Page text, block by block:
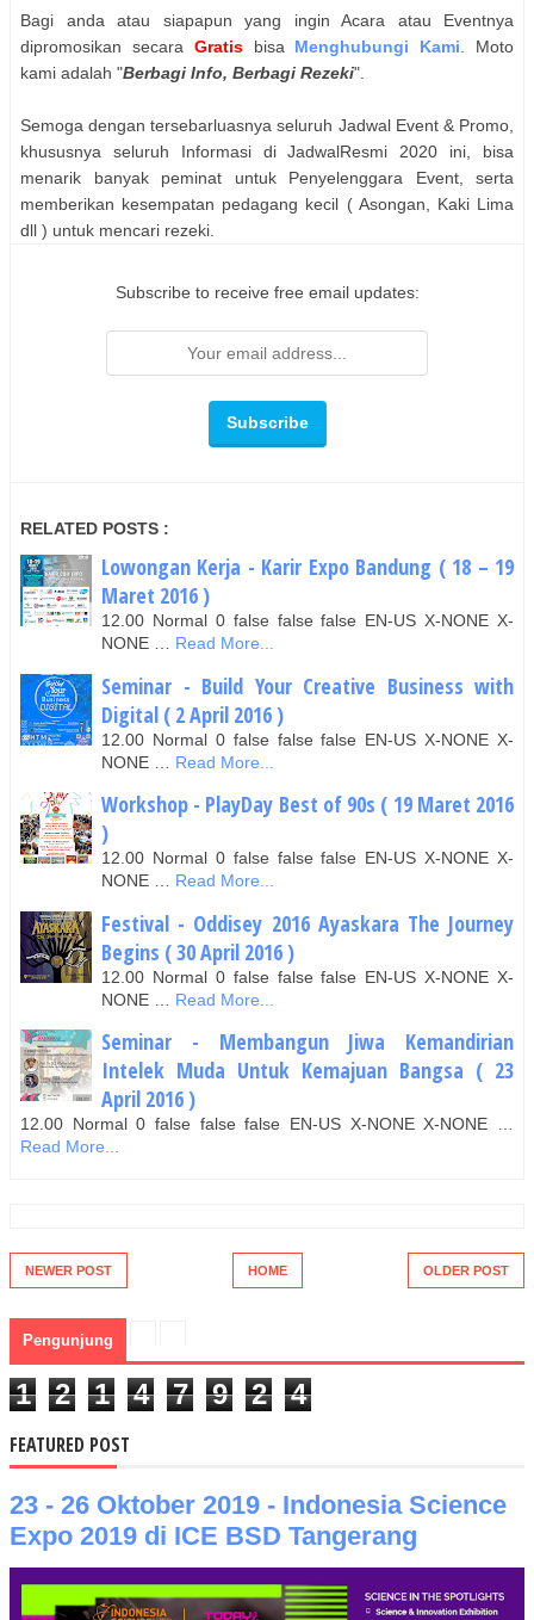
Bagi anda atau siapapun yang ingin Acara atau Eventnya
dipromosikan secara Gratisbisa Menghubungi Kami. Moto
kami adalah "Berbagi Info, Berbagi Rezeki".
Semoga dengan tersebarluasnya seluruh Jadwal Event & Promo,
khususnya seluruh Informasi di JadwalResmi 2020 ini, bisa
menarik banyak peminat untuk Penyelenggara Event, serta
memberikan kesempatan pedagang kecil ( Asongan, Kaki Lima
dll ) untuk mencari rezeki.
Subscribe to receive free email updates:
RELATED POSTS :
Lowongan Kerja - Karir Expo Bandung ( 18 – 19
Maret 2016 )
12.00 Normal 0 false false false EN-US X-NONE X-
NONE … Read More...
Seminar - Build Your Creative Business with
Digital ( 2 April 2016 )
12.00 Normal 0 false false false EN-US X-NONE X-
NONE …
Read More...
Workshop - PlayDay Best of 90s ( 19 Maret 2016
)
12.00 Normal 0 false false false EN-US X-NONE X-
NONE … Read More...
Festival - Oddisey 2016 Ayaskara The Journey
Begins ( 30 April 2016 )
12.00 Normal 0 false false false EN-US X-NONE X-
NONE …
Read More...
Seminar - Membangun Jiwa Kemandirian
Intelek Muda Untuk Kemajuan Bangsa ( 23
April 2016 )
12.00 Normal 0 false false false EN-US X-NONE X-NONE …
Read More...
NEWER POST OLDER POST
HOME
Pengunjung
1 2 1 4 7 9 2 4
FEATURED POST
23 - 26 Oktober 2019 - Indonesia Science
Expo 2019 di ICE BSD Tangerang